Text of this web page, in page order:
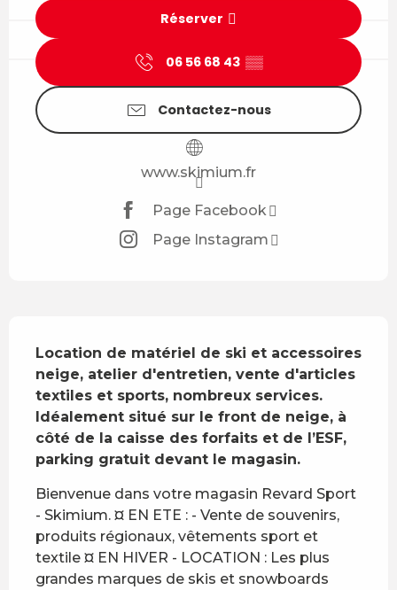
Réserver
06 56 68 43 ▒▒
Contactez-nous
www.skimium.fr
Page Facebook
Page Instagram
Location de matériel de ski et accessoires
neige, atelier d'entretien, vente d'articles
textiles et sports, nombreux services.
Idéalement situé sur le front de neige, à
côté de la caisse des forfaits et de l’ESF,
parking gratuit devant le magasin.
Bienvenue dans votre magasin Revard Sport
- Skimium. ¤ EN ETE : - Vente de souvenirs,
produits régionaux, vêtements sport et
textile ¤ EN HIVER - LOCATION : Les plus
grandes marques de skis et snowboards